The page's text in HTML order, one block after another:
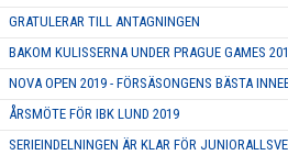
GRATULERAR TILL ANTAGNINGEN
BAKOM KULISSERNA UNDER PRAGUE GAMES
NOVA OPEN 2019 - FÖRSÄSONGENS BÄSTA
ÅRSMÖTE FÖR IBK LUND 2019
SERIEINDELNINGEN ÄR KLAR FÖR